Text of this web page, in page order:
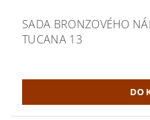
SADA BRONZOVÉHO
TUCANA 13